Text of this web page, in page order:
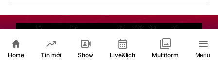
Home Tin mới Show Live&lịch Multiform Menu